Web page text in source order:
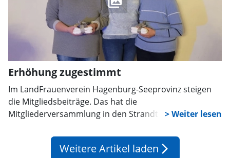
Erhöhung zugestimmt
Im LandFrauenverein Hagenburg-Seeprovinz steigen
die Mitgliedsbeiträge. Das hat die
Mitgliederversammlung in den Strandterrassen zuletzt
kommenden Jahr zum Tragen.
Weitere Artikel laden arrow_forward_ios